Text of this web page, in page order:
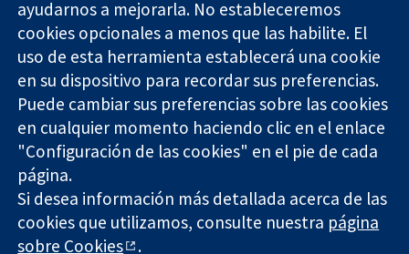
Evidencia fiable.
Decisiones
informadas.
Mejor salud.
Londres
W1G 0AN
Reino Unido
Prensa
Sobre
nosotros
Empleo
Cochrane
Library
The Cochrane Collaboration is a charity (no. 1045921) and a
company limited by guarantee (no. 03044323) registered in
England & Wales. VAT registration number GB 718 2127 49.
ayudarnos a mejorarla. No estableceremos
cookies opcionales a menos que las habilite. El
uso de esta herramienta establecerá una cookie
en su dispositivo para recordar sus preferencias.
Puede cambiar sus preferencias sobre las cookies
en cualquier momento haciendo clic en el enlace
"Configuración de las cookies" en el pie de cada
página.
Si desea información más detallada acerca de las
cookies que utilizamos, consulte nuestra página
sobre Cookies
.